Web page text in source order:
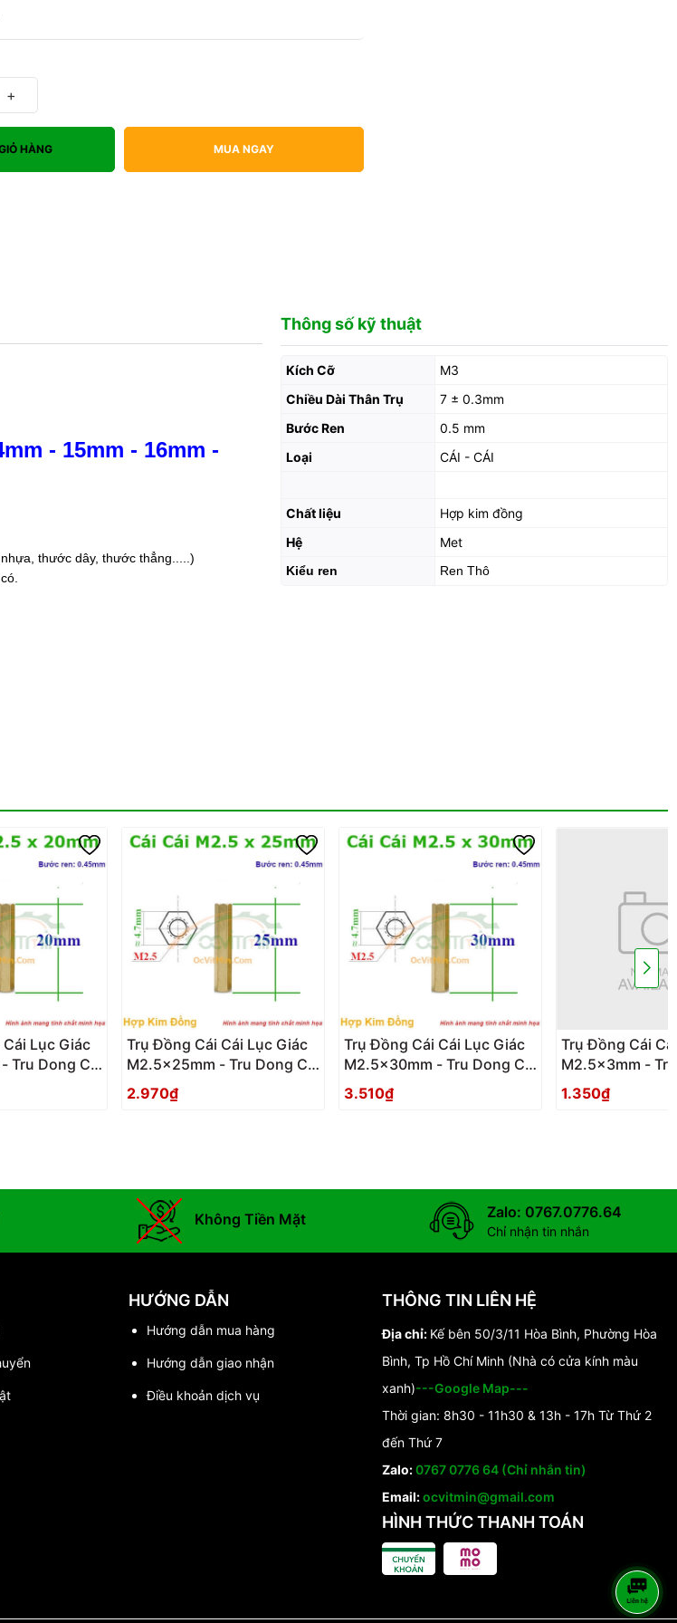
+
HÀNG MUA NGAY
- 15mm - 16mm -
thước dây, thước thẳng.....)
Thông số kỹ thuật
Kích Cỡ
M3
Chiều Dài Thân Trụ
7 ± 0.3mm
Bước Ren
0.5 mm
Loại
CÁI - CÁI
Chất liệu
Hợp kim đồng
Hệ
Met
Kiểu ren Ren Thô
Lục Giác
Tru Dong Cai
Trụ Đồng Cái Cái Lục Giác
M2.5x25mm - Tru Dong Cai
Cai Luc Giac
2.970₫
Trụ Đồng Cái Cái Lục Giác
M2.5x30mm - Tru Dong Cai
Cai Luc Giac
3.510₫
Trụ Đồng Cái
M2.5x3mm -
Cai Luc Giac
1.350₫
Không Tiền Mặt Zalo: 0767.0776.64
Chỉ nhận tin nhắn
HƯỚNG DẪN
Hướng dẫn mua hàng
Hướng dẫn giao nhận
Điều khoản dịch vụ
THÔNG TIN LIÊN HỆ
Địa chỉ: Kế bên 50/3/11 Hòa Bình, Phường Hòa
Bình, Tp Hồ Chí Minh (Nhà có cửa kính màu
xanh)---Google Map---
Thời gian: 8h30 - 11h30 & 13h - 17h Từ Thứ 2
đến Thứ 7
Zalo:0767 0776 64 (Chỉ nhắn tin)
Email:ocvitmin@gmail.com
HÌNH THỨC THANH TOÁN